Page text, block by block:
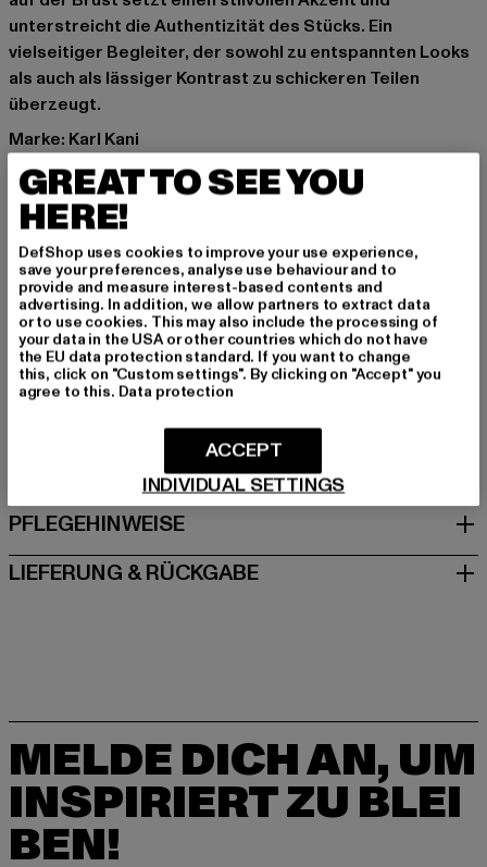
unterstreicht die Authentizität des Stücks. Ein
vielseitiger Begleiter, der sowohl zu entspannten Looks
als auch als lässiger Kontrast zu schickeren Teilen
überzeugt.
Marke: Karl Kani
Kat.: Sweat & Fleece - Hoodies
Farbe: weiß
Hersteller Farbe: white
Materialzusammensetzung: 65% Baumwolle, 35%
Polyester
Art.Nr: 61210020-00220
Hersteller: Urban Styles Agency GmbH & Co. KG |
agentur@urbanstylesagency.com
Schanzenstraße 41 | 51063 Köln | DE
GRÖSSE & PASSFORM
PFLEGEHINWEISE
LIEFERUNG & RÜCKGABE
MELDE DICH AN, UM
INSPIRIERT ZU BLEI
BEN!
GREAT TO SEE YOU
HERE!
DefShop uses cookies to improve your use experience,
save your preferences, analyse use behaviour and to
provide and measure interest-based contents and
advertising. In addition, we allow partners to extract data
or to use cookies. This may also include the processing of
your data in the USA or other countries which do not have
the EU data protection standard. If you want to change
this, click on "Custom settings". By clicking on "Accept" you
agree to this. Data protection
INDIVIDUAL SETTINGS
ACCEPT